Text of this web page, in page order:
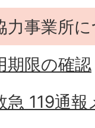
力事業所
期限の確認
急 119通報